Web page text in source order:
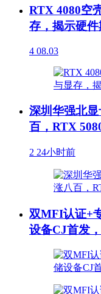
RTX 4080空
存，揭示硬
4 08.03
深圳华强北
百，RTX
2 24小时前
双MFI认证+
设备CJ首发